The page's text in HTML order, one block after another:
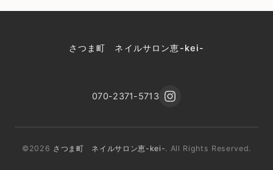
さつま町 ネイルサロン恵-kei-
070-2371-5713
©2026 さつま町 ネイルサロン恵-kei-. All Rights Reserved.